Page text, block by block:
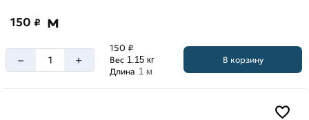
уголка
м
6
150 ₽ м
– +
150 ₽
Вес 1.15 кг
Длина 1 м
В корзину